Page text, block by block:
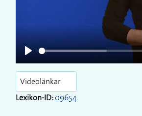
Play
Videolänkar
Lexikon-ID:09654